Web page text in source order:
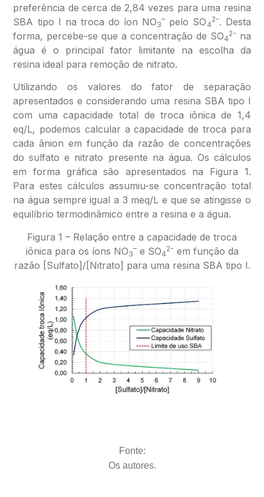
preferência de cerca de 2,84 vezes para uma resina
SBA tipo I na troca do íon NO3
– pelo SO 4
2-. Desta
forma, percebe-se que a concentração de SO4
2- na
água é o principal fator limitante na escolha da
resina ideal para remoção de nitrato.
Utilizando os valores do fator de separação
apresentados e considerando uma resina SBA tipo I
com uma capacidade total de troca iônica de 1,4
eq/L, podemos calcular a capacidade de troca para
cada ânion em função da razão de concentrações
do sulfato e nitrato presente na água. Os cálculos
em forma gráfica são apresentados na Figura 1.
Para estes cálculos assumiu-se concentração total
na água sempre igual a 3 meq/L e que se atingisse o
equilíbrio termodinâmico entre a resina e a água.
Figura 1 – Relação entre a capacidade de troca
iônica para os íons NO3
–e SO4
2- em função da
razão [Sulfato]/[Nitrato] para uma resina SBA tipo I.
Fonte:
Os autores.